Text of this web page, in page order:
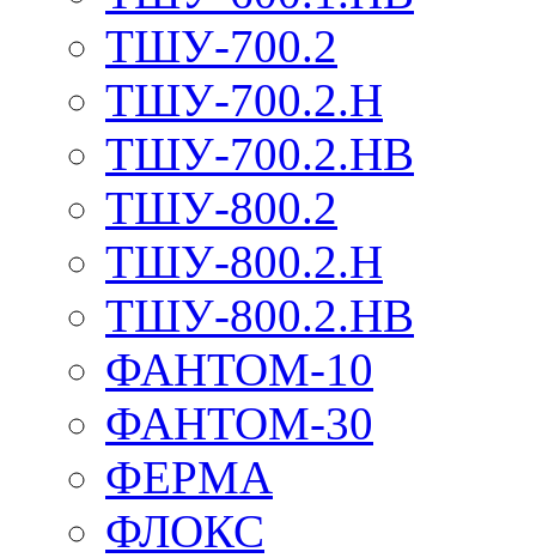
ТШУ-700.2
ТШУ-700.2.Н
ТШУ-700.2.НВ
ТШУ-800.2
ТШУ-800.2.Н
ТШУ-800.2.НВ
ФАНТОМ-10
ФАНТОМ-30
ФЕРМА
ФЛОКС